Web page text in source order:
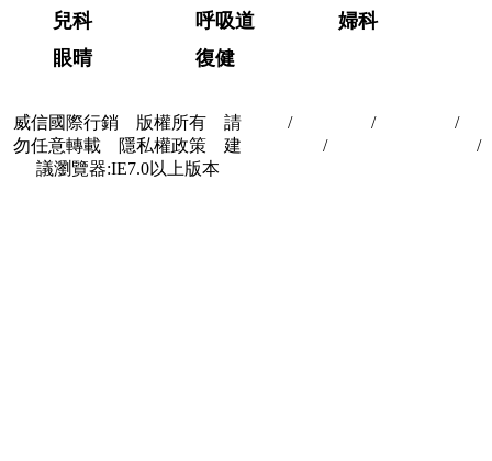
兒科
呼吸道
婦科
眼晴
復健
威信國際行銷 版權所有 請
勿任意轉載 隱私權政策 建
議瀏覽器:IE7.0以上版本
/ / /
/
/